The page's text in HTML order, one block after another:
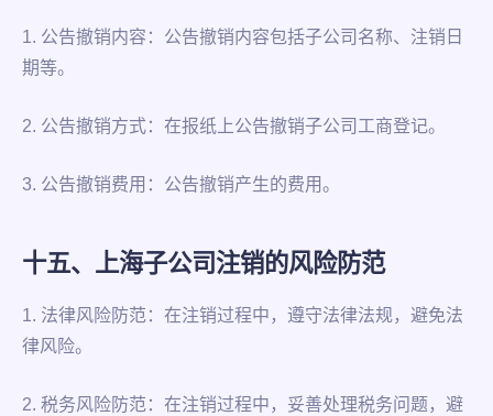
1. 公告撤销内容：公告撤销内容包括子公司名称、注销日
期等。
2. 公告撤销方式：在报纸上公告撤销子公司工商登记。
3. 公告撤销费用：公告撤销产生的费用。
十五、上海子公司注销的风险防范
1. 法律风险防范：在注销过程中，遵守法律法规，避免法
律风险。
2. 税务风险防范：在注销过程中，妥善处理税务问题，避